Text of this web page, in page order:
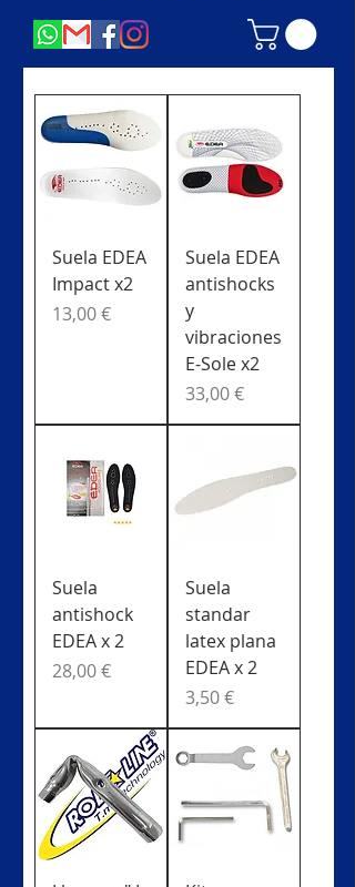
Suela EDEA
Impact x2
Precio
13,00 €
Suela EDEA
antishocks
y
vibraciones
E-Sole x2
Precio
33,00 €
Suela
antishock
EDEA x 2
Precio
28,00 €
Suela
standar
latex plana
EDEA x 2
Precio
3,50 €